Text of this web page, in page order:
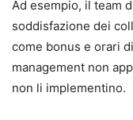
Ad esempio, il team
soddisfazione dei
come bonus e orari
management non
non li implementino.